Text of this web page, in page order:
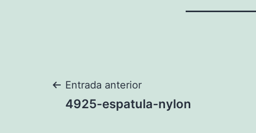
Navegación
Entrada anterior
4925-espatula-nylon